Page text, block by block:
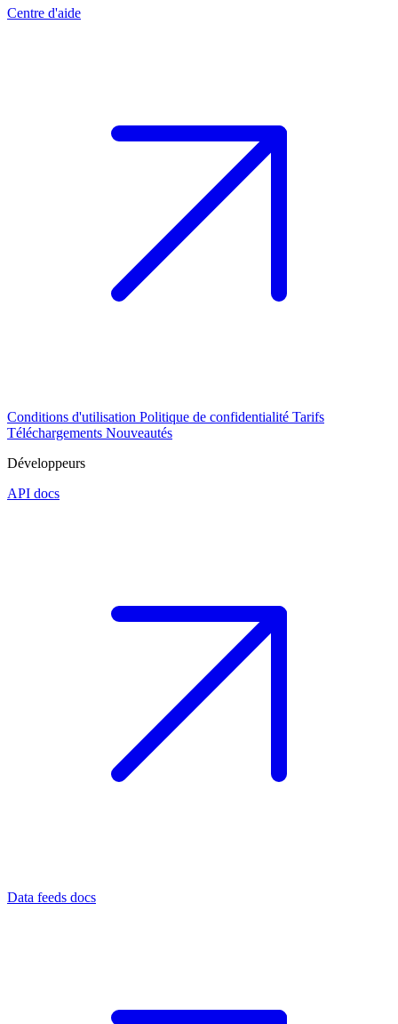
Centre d'aide
Conditions d'utilisation Politique de confidentialité Tarifs
Téléchargements Nouveautés
Développeurs
API docs
Data feeds docs